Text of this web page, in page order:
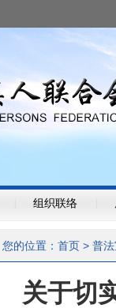
组织联络
您的位置： 首页 > 普
关于切